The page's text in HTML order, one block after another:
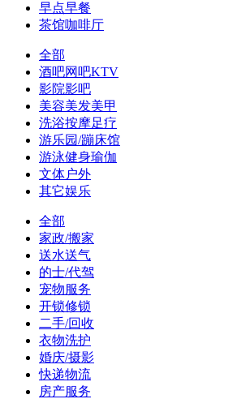
早点早餐
茶馆咖啡厅
全部
酒吧网吧KTV
影院影吧
美容美发美甲
洗浴按摩足疗
游乐园/蹦床馆
游泳健身瑜伽
文体户外
其它娱乐
全部
家政/搬家
送水送气
的士/代驾
宠物服务
开锁修锁
二手/回收
衣物洗护
婚庆/摄影
快递物流
房产服务